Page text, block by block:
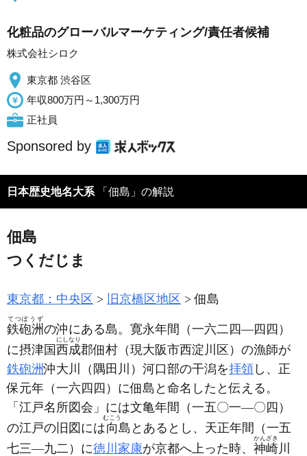
化粧品のグローバルマーケティング/責任者候補
株式会社シロク
東京都 渋谷区
年収800万円～1,300万円
正社員
Sponsored by
日本歴史地名大系 「佃島」の解説
佃島
つくだじま
東京都：中央区 旧京橋区地区 佃島
鉄砲洲
てつぽうず
の沖にある島。寛永年間 （一六二四―四四）
に摂津国西成
にしなり
郡佃村 （現大阪市西淀川区） の漁師が
鉄砲洲沖大川 （隅田川） 河口部の干潟を拝領 し、正
保元年 （一六四四） に佃島と命名したと伝える。
「江戸名所図会」には文亀年間 （一五〇一―〇四）
の江戸の旧図には向
むこう
島とあるとし、天正年間 （一五
七三―九二） に徳川家康が京都へ上った時、 神崎
かんざき
川